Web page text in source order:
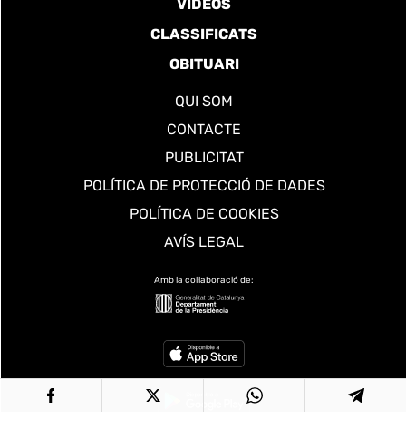
VÍDEOS
CLASSIFICATS
OBITUARI
QUI SOM
CONTACTE
PUBLICITAT
POLÍTICA DE PROTECCIÓ DE DADES
POLÍTICA DE COOKIES
AVÍS LEGAL
Amb la col·laboració de: